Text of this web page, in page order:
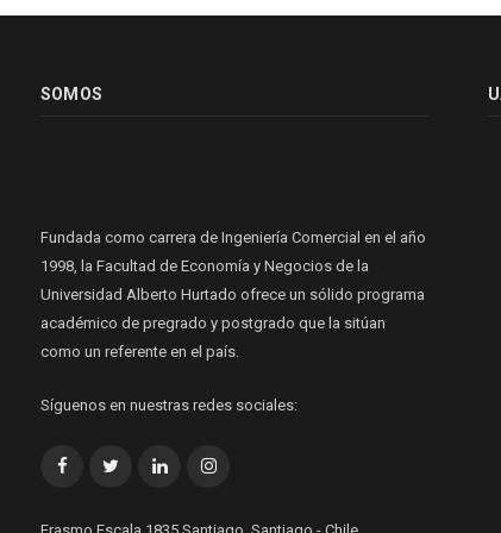
SOMOS
Fundada como carrera de Ingeniería Comercial en el año
1998, la Facultad de Economía y Negocios de la
Universidad Alberto Hurtado ofrece un sólido programa
académico de pregrado y postgrado que la sitúan
como un referente en el país.
Síguenos en nuestras redes sociales:
FacebookTwitterLinkedInInstagram
Erasmo Escala 1835 Santiago, Santiago - Chile